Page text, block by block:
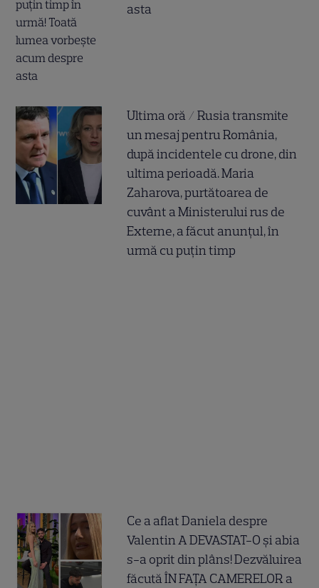
asta
Ultima oră / Rusia transmite
un mesaj pentru România,
după incidentele cu drone, din
ultima perioadă. Maria
Zaharova, purtătoarea de
cuvânt a Ministerului rus de
Externe, a făcut anunțul, în
urmă cu puțin timp
Ce a aflat Daniela despre
Valentin A DEVASTAT-O și abia
s-a oprit din plâns! Dezvăluirea
făcută ÎN FAȚA CAMERELOR a